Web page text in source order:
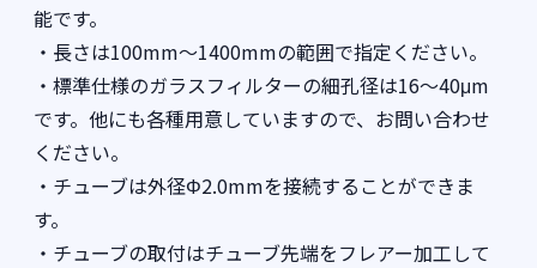
能です。
・長さは100mm～1400mmの範囲で指定ください。
・標準仕様のガラスフィルターの細孔径は16～40μm
です。他にも各種用意していますので、お問い合わせ
ください。
・チューブは外径Φ2.0mmを接続することができま
す。
・チューブの取付はチューブ先端をフレアー加工して